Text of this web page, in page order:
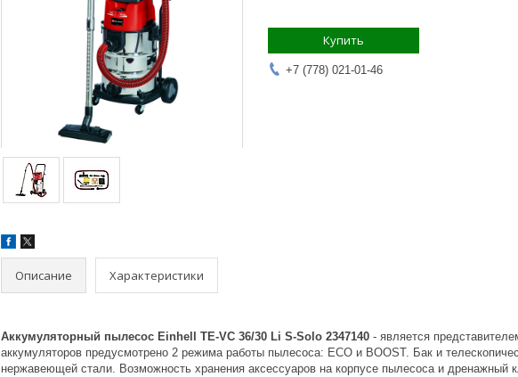
Купить
+7 (778) 021-01-46
Описание Характеристики
Аккумуляторный пылесос Einhell TE-VC 36/30 Li S-Solo 2347140 - является
аккумуляторов предусмотрено 2 режима работы пылесоса: ECO и BOOST. Бак и
нержавеющей стали. Возможность хранения аксессуаров на корпусе пылесоса и